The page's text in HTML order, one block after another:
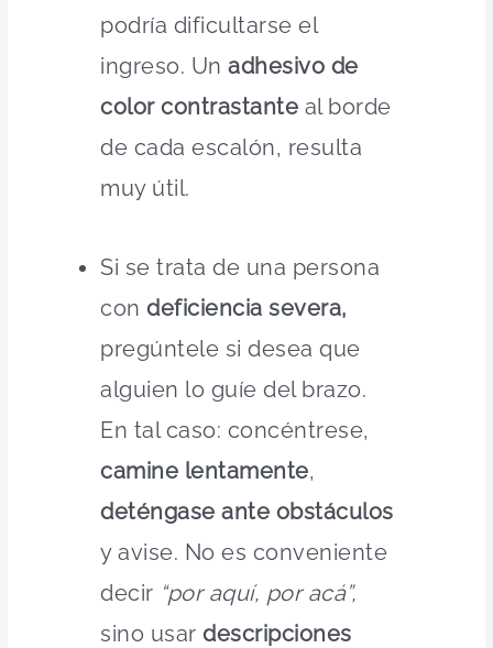
podría dificultarse el
ingreso. Unadhesivo de
color contrastante al borde
de cada escalón, resulta
muy útil.
Si se trata de una persona
condeficiencia severa,
pregúntele si desea que
alguien lo guíe del brazo.
En tal caso: concéntrese,
camine lentamente,
deténgase ante obstáculos
y avise. No es conveniente
decir “por aquí, por acá”,
sino usardescripciones